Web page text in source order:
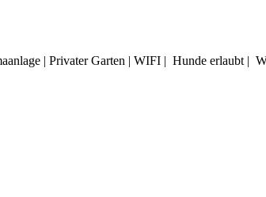
| Privater Garten | WIFI | Hunde erlaubt